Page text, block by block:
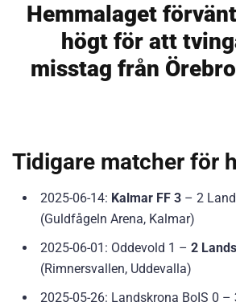
Hemmalaget
högt för att
misstag från
Tidigare matcher för
2025-06-14: Kalmar FF 3 – 2
(Guldfågeln Arena, Kalmar)
2025-06-01: Oddevold 1 – 2
(Rimnersvallen, Uddevalla)
2025-05-26: Landskrona BoIS 0 –